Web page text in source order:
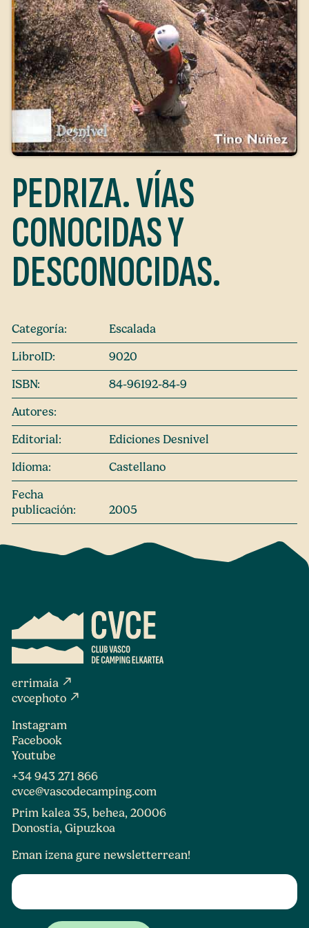
PEDRIZA. VÍAS
CONOCIDAS Y
DESCONOCIDAS.
Categoría:
Escalada
LibroID:
9020
ISBN:
84-96192-84-9
Autores:
Editorial:
Ediciones Desnivel
Idioma:
Castellano
Fecha
publicación:
2005
errimaia north_east
cvcephoto north_east
Instagram
Facebook
Youtube
+34 943 271 866
cvce@vascodecamping.com
Prim kalea 35, behea, 20006
Donostia, Gipuzkoa
Eman izena gure newsletterrean!